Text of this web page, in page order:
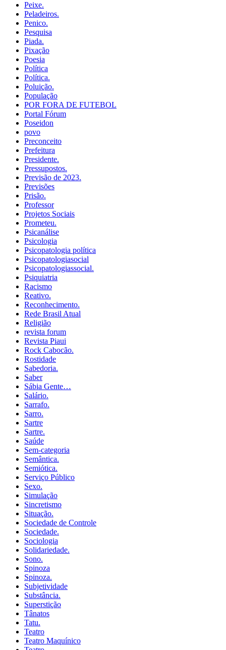
Peixe.
Peladeiros.
Penico.
Pesquisa
Piada.
Pixação
Poesia
Política
Política.
Poluição.
População
POR FORA DE FUTEBOL
Portal Fórum
Poseidon
povo
Preconceito
Prefeitura
Presidente.
Pressupostos.
Previsão de 2023.
Previsões
Prisão.
Professor
Projetos Sociais
Prometeu.
Psicanálise
Psicologia
Psicopatologia política
Psicopatologiasocial
Psicopatologiassocial.
Psiquiatria
Racismo
Reativo.
Reconhecimento.
Rede Brasil Atual
Religião
revista forum
Revista Piaui
Rock Cabocão.
Rostidade
Sabedoria.
Saber
Sábia Gente…
Salário.
Sarrafo.
Sarro.
Sartre
Sartre.
Saúde
Sem-categoria
Semântica.
Semiótica.
Serviço Público
Sexo.
Simulação
Sincretismo
Situação.
Sociedade de Controle
Sociedade.
Sociologia
Solidariedade.
Sono.
Spinoza
Spinoza.
Subjetividade
Substância.
Superstição
Tânatos
Tatu.
Teatro
Teatro Maquínico